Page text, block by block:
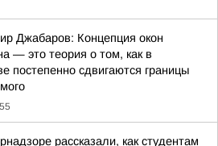
Джабаров: Концепция окон
— это теория о том, как в
постепенно сдвигаются границы
рассказали, как студентам